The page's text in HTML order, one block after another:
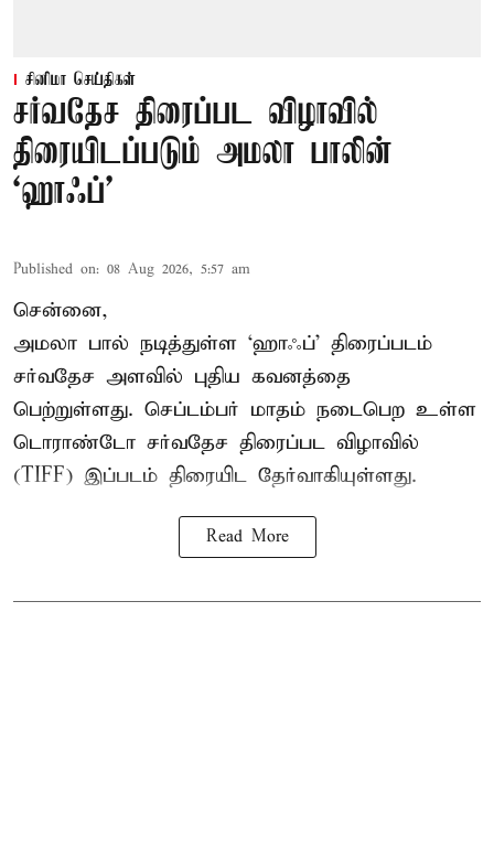
சினிமா செய்திகள்
சர்வதேச திரைப்பட விழாவில்
திரையிடப்படும் அமலா பாலின்
‘ஹாஃப்’
Published on: 08 Aug 2026, 5:57 am
சென்னை,
அமலா பால் நடித்துள்ள ‘ஹாஃப்’ திரைப்படம்
சர்வதேச அளவில் புதிய கவனத்தை
பெற்றுள்ளது. செப்டம்பர் மாதம் நடைபெற உள்ள
டொராண்டோ சர்வதேச திரைப்பட விழாவில்
(TIFF) இப்படம் திரையிட தேர்வாகியுள்ளது.
Read More